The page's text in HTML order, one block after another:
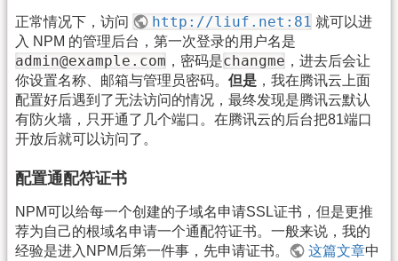
正常情况下，访问 http://liuf.net:81 就可以进
入 NPM 的管理后台，第一次登录的用户名是
admin@example.com ，密码是changme ，进去后会让
你设置名称、邮箱与管理员密码。 但是 ，我在腾讯云上面
配置好后遇到了无法访问的情况，最终发现是腾讯云默认
有防火墙，只开通了几个端口。在腾讯云的后台把81端口
开放后就可以访问了。
配置通配符证书
NPM可以给每一个创建的子域名申请SSL证书，但是更推
荐为自己的根域名申请一个通配符证书。一般来说，我的
经验是进入NPM后第一件事，先申请证书。
这篇文章中